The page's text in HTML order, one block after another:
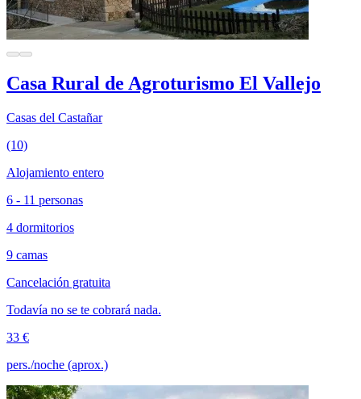
Casa Rural de Agroturismo El Vallejo
Casas del Castañar
(10)
Alojamiento entero
6 - 11 personas
4 dormitorios
9 camas
Cancelación gratuita
Todavía no se te cobrará nada.
33 €
pers./noche (aprox.)